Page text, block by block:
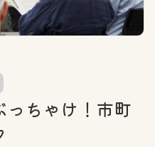
ちゃけ！市町